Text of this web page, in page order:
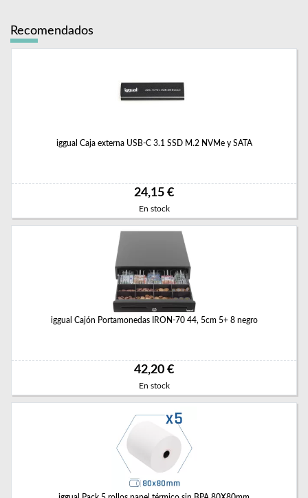
Recomendados
iggual Caja externa USB-C 3.1 SSD M.2 NVMe y SATA
24,15 €
En stock
iggual Cajón Portamonedas IRON-70 44, 5cm 5+ 8 negro
42,20 €
En stock